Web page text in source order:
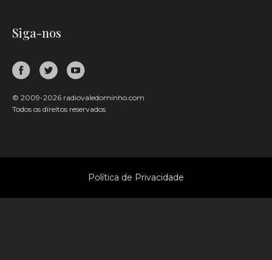
Siga-nos
© 2009-2026 radiovaledominho.com
Todos os direitos reservados
Política de Privacidade